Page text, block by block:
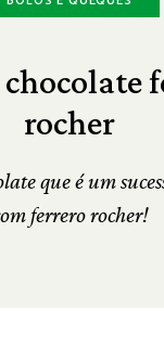
chocolate
rocher
que é um
ferrero rocher!